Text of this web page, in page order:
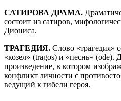
САТИРОВА ДРАМА.
состоит из сатиров,
Диониса.
ТРАГЕДИЯ. Слово «трагедия»
«козел» (tragos) и «песнь» (ode).
произведение, в котором
конфликт личности с
ведущий к гибели героя.